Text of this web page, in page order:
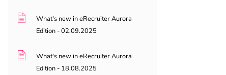
What's new in eRecruiter Aurora
Edition - 02.09.2025
What's new in eRecruiter Aurora
Edition - 18.08.2025